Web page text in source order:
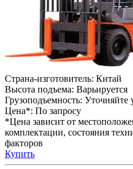
Страна-изготовитель: Китай
Высота подъема: Варьируется
Грузоподъемность: Уточняйте
Цена*: По запросу
*Цена зависит от
комплектации, состояния
факторов
Купить